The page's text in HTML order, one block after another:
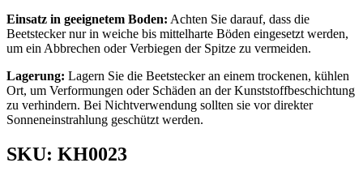
Einsatz in geeignetem Boden: Achten Sie darauf, dass die
Beetstecker nur in weiche bis mittelharte Böden eingesetzt werden,
um ein Abbrechen oder Verbiegen der Spitze zu vermeiden.
Lagerung: Lagern Sie die Beetstecker an einem trockenen, kühlen
Ort, um Verformungen oder Schäden an der Kunststoffbeschichtung
zu verhindern. Bei Nichtverwendung sollten sie vor direkter
Sonneneinstrahlung geschützt werden.
SKU: KH0023